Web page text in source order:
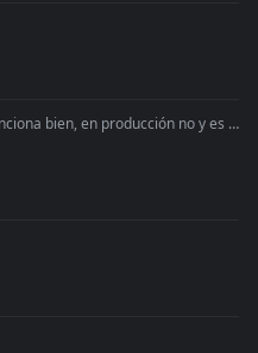
no y es el mismo código, mismo credenciales y todo, es raro.